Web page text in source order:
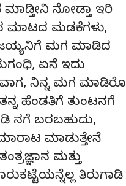
ನೋಡ್ತಾ ಇರಿ
ಮಾಟದ ಮಡಕೆಗಳು,
ಮಗ ಮಾಡಿದ
ಏನೆ ಇದು
ನಿನ್ನ ಮಗ ಮಾಡಿರೊ
ಹೆಂಡತಿಗೆ ತುಂಟನಗೆ
ನಗೆ ಬರಬಹುದು,
ಮಾಡುತ್ತೇನೆ
ಮತ್ತು
ತಿರುಗಾಡಿ